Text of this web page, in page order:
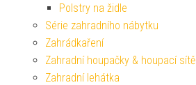
Polstry na židle
Série zahradního nábytku
Zahrádkaření
Zahradní houpačky & houpací sítě
Zahradní lehátka